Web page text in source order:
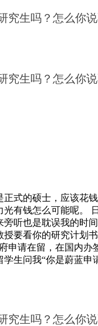
究生吗？怎么你
究生吗？怎么你
式的硕士，应该花
有钱怎么可能呢。
听也是耽误我的时
要看你的研究计划
申请在留，在国内
生问我“你是蔚蓝申
究生吗？怎么你